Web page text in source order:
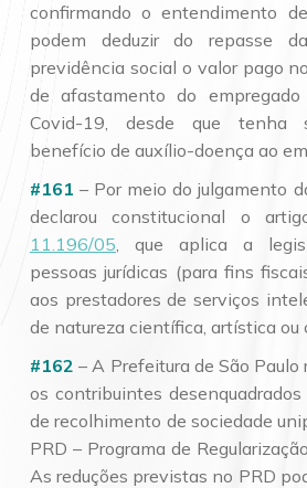
confirmando o entendimento
podem deduzir do repasse
previdência social o valor pago
de afastamento do
Covid-19, desde que tenha
benefício de auxílio-doença ao
#161 – Por meio do julgamento
declarou constitucional o
11.196/05, que aplica a
pessoas jurídicas (para fins
aos prestadores de serviços
de natureza científica, artística ou
#162 – A Prefeitura de São Paulo
os contribuintes
de recolhimento de sociedade
PRD – Programa de
As reduções previstas no PRD